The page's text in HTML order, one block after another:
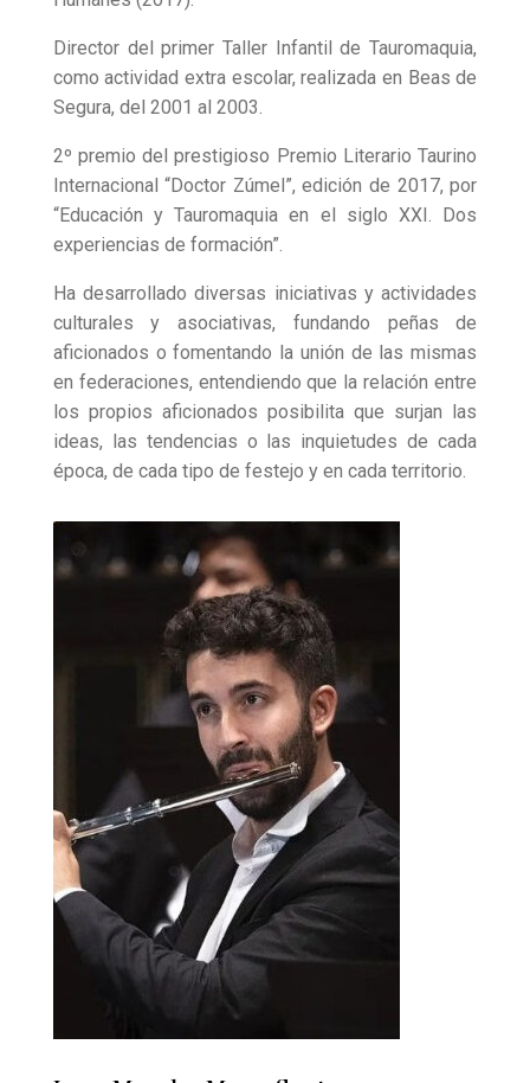
Director del primer Taller Infantil de Tauromaquia,
como actividad extra escolar, realizada en Beas de
Segura, del 2001 al 2003.
2º premio del prestigioso Premio Literario Taurino
Internacional “Doctor Zúmel”, edición de 2017, por
“Educación y Tauromaquia en el siglo XXI. Dos
experiencias de formación”.
Ha desarrollado diversas iniciativas y actividades
culturales y asociativas, fundando peñas de
aficionados o fomentando la unión de las mismas
en federaciones, entendiendo que la relación entre
los propios aficionados posibilita que surjan las
ideas, las tendencias o las inquietudes de cada
época, de cada tipo de festejo y en cada territorio.